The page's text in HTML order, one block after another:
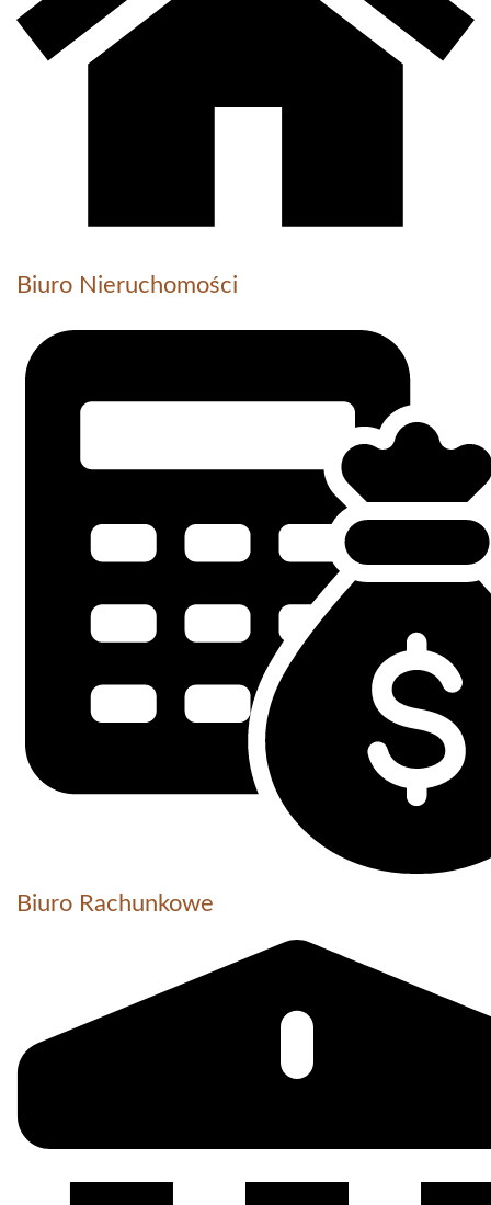
Biuro Nieruchomości
Biuro Rachunkowe